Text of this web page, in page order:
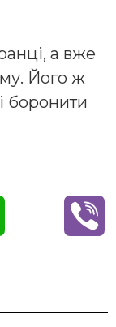
а вже
Його ж
боронити